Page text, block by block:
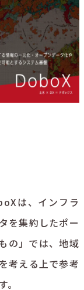
は、インフラ
を集約したポー
の」では、地域
考える上で参考